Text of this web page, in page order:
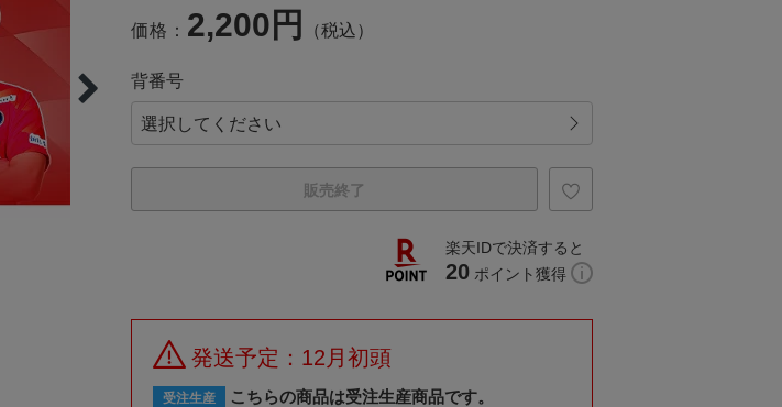
価格： 2,200円 （税込）
背番号
販売終了
楽天IDで決済すると
20 ポイント獲得
発送予定：12月初頭
受注生産 こちらの商品は受注生産商品です。